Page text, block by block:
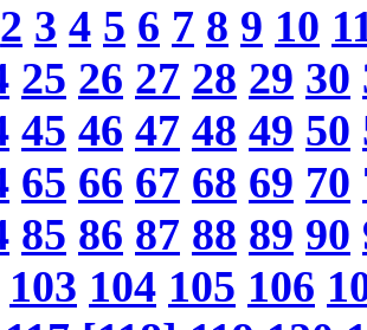
2 3 4 5 6 7 8 9 10
25 26 27 28 29 30
45 46 47 48 49 50
65 66 67 68 69 70
85 86 87 88 89 90
103 104 105 106